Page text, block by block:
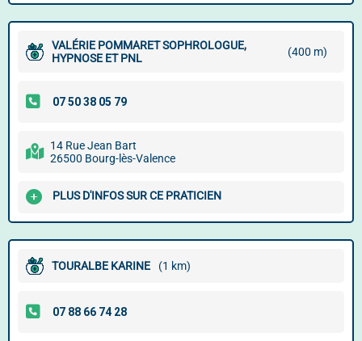
VALÉRIE POMMARET SOPHROLOGUE,
HYPNOSE ET PNL
(400 m)
14 Rue Jean Bart
26500 Bourg-lès-Valence
PLUS D'INFOS SUR CE PRATICIEN
TOURALBE KARINE (1 km)